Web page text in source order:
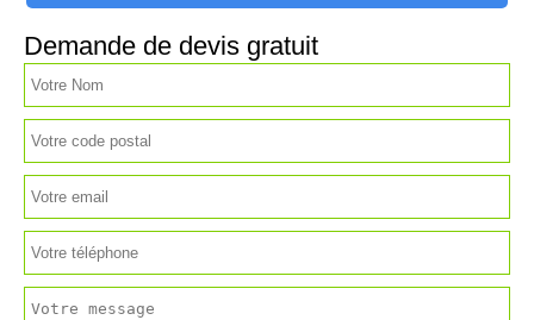
Demande de devis gratuit